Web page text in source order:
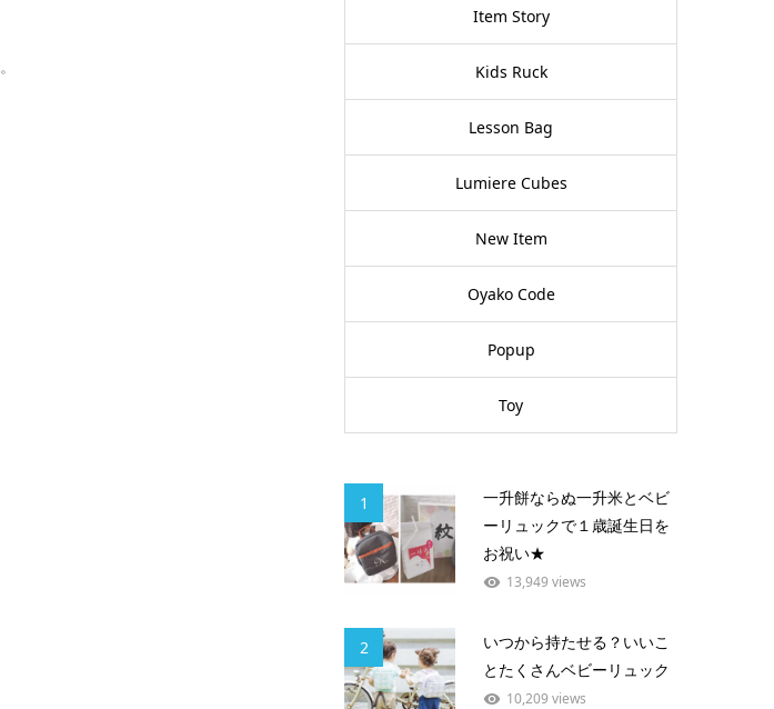
Item Story
Kids Ruck
Lesson Bag
Lumiere Cubes
New Item
Oyako Code
Popup
Toy
1
一升餅ならぬ一升米とベビ
ーリュックで１歳誕生日を
お祝い★
13,949 views
2
いつから持たせる？いいこ
とたくさんベビーリュック
10,209 views